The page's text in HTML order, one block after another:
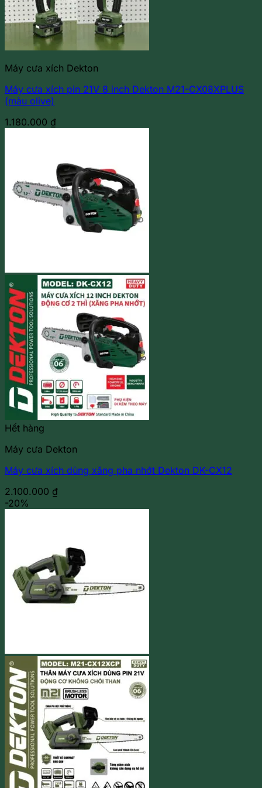
Máy cưa xích Dekton
Máy cưa xích pin 21V 8 inch Dekton M21-CX08XPLUS
(màu olive)
1.180.000 ₫
Hết hàng
Máy cưa Dekton
Máy cưa xích dùng xăng pha nhớt Dekton DK-CX12
2.100.000 ₫
-20%